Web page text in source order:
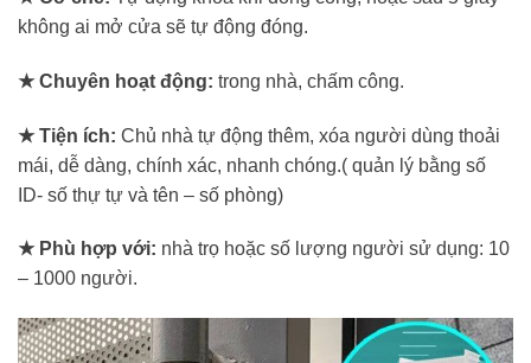
không ai mở cửa sẽ tự động đóng.
★ Chuyên hoạt động: trong nhà, chấm công.
★ Tiện ích: Chủ nhà tự động thêm, xóa người dùng thoải
mái, dễ dàng, chính xác, nhanh chóng.( quản lý bằng số
ID- số thự tự và tên – số phòng)
★ Phù hợp với: nhà trọ hoặc số lượng người sử dụng: 10
– 1000 người.